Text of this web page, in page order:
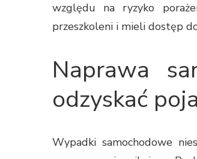
względu na ryzyko
przeszkoleni i mieli dostęp
Naprawa
odzyskać
Wypadki samochodowe